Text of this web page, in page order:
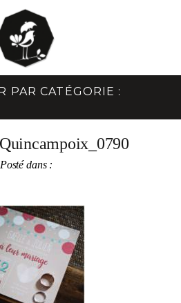
PAR CATÉGORIE :
Posté dans :